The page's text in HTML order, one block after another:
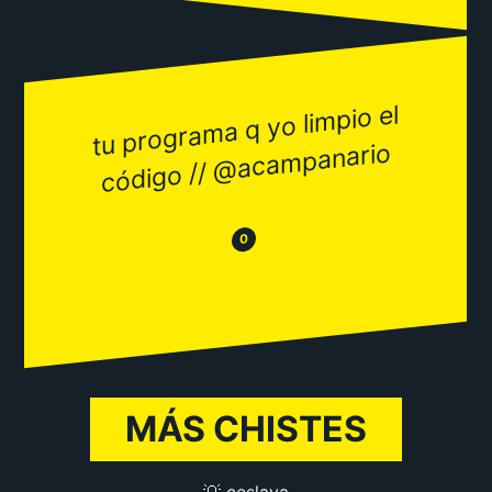
tu progra
ma q yo li
mpio el
código //
@aca
mpanario
😒 0 😂
MÁS CHISTES